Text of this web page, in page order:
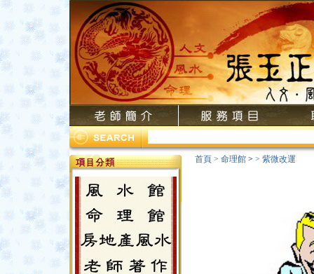
首頁 > 命理館 > > 紫微改運